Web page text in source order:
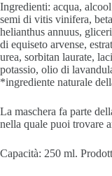
Ingredienti: acqua,
semi di vitis vinifera,
helianthus annuus,
di equiseto arvense,
urea, sorbitan laurate,
potassio, olio di
*ingrediente naturale
La maschera fa parte
nella quale puoi trovare
Capacità: 250 ml.